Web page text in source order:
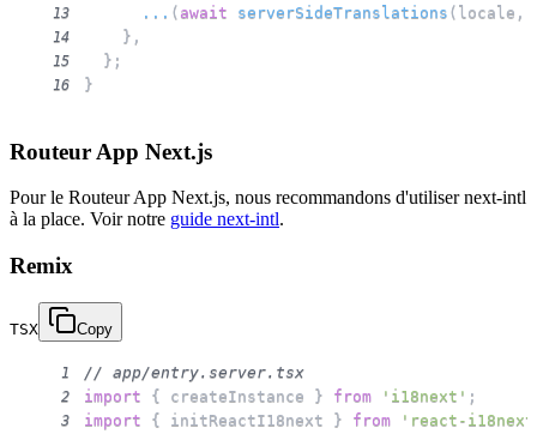
13 ... ( await serverSideTranslations ( locale ,
14 } ,
15 } ;
16 }
Routeur App Next.js
Pour le Routeur App Next.js, nous recommandons d'utiliser next-intl
à la place. Voir notre guide next-intl.
Remix
TSX Copy
1 // app/entry.server.tsx
2 import { createInstance } from 'i18next' ;
3 import { initReactI18next } from 'react-